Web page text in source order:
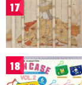
17
18